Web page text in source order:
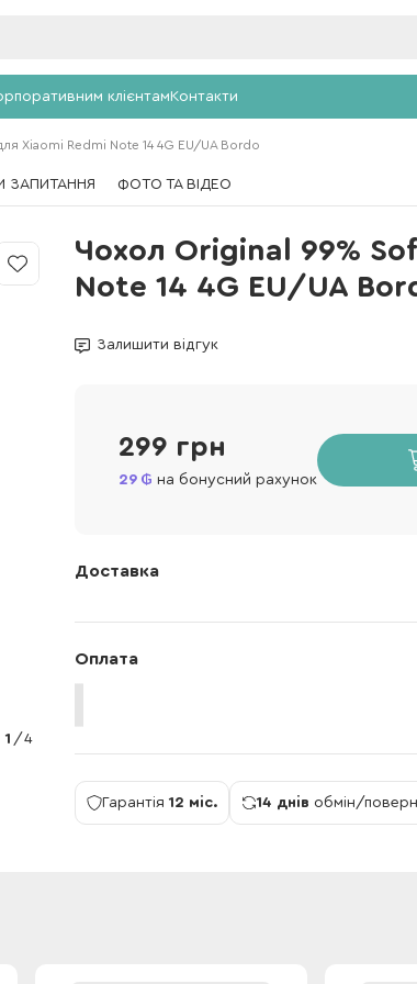
клієнтамКонтакти
Xiaomi Redmi Note 14 4G EU/UA Bordo
ЗАПИТАННЯ ФОТО ТА ВІДЕО
Чохол Original 99%
Note 14 4G EU/UA
Залишити відгук
1 /4
299 грн
29 на бонусний рахунок
Доставка
Оплата
Гарантія 12 міс. 14 днів обмін/